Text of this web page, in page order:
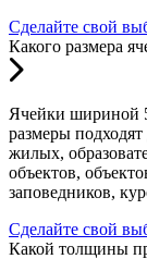
Сделайте свой
Какого размера
Ячейки шириной
размеры
жилых,
объектов,
заповедников,
Сделайте свой
Какой толщины